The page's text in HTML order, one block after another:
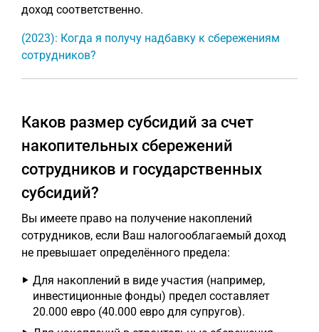
доход соответственно.
(2023): Когда я получу надбавку к сбережениям
сотрудников?
Каков размер субсидий за счет
накопительных сбережений
сотрудников и государственных
субсидий?
Вы имеете право на получение накоплений
сотрудников, если Ваш налогооблагаемый доход
не превышает определённого предела:
Для накоплений в виде участия (например,
инвестиционные фонды) предел составляет
20.000 евро (40.000 евро для супругов).